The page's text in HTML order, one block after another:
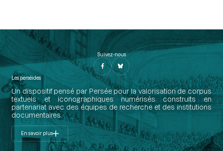
Suivez-nous
Les perséides
Un dispositif pensé par Persée pour la valorisation de corpus
textuels et iconographiques numérisés construits en
partenariat avec des équipes de recherche et des institutions
documentaires.
En savoir plus